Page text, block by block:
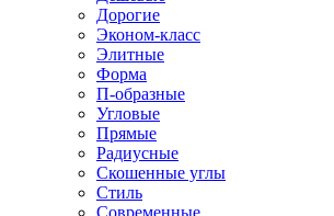
Дорогие
Эконом-класс
Элитные
Форма
П-образные
Угловые
Прямые
Радиусные
Скошенные углы
Стиль
Современные